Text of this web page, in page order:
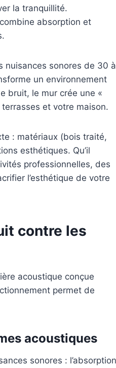
la tranquillité.
absorption et
nuisances sonores de 30 à
un environnement
bruit, le mur crée une «
et votre maison.
: matériaux (bois traité,
esthétiques. Qu’il
professionnelles, des
l’esthétique de votre
contre les
acoustique conçue
permet de
acoustiques
sonores : l’absorption